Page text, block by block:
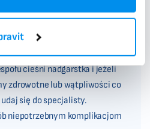
leczenia zespołu
cieśni nadgarstka i jeżeli
zdrowotne lub wątpliwości co
się do specjalisty.
niepotrzebnym komplikacjom